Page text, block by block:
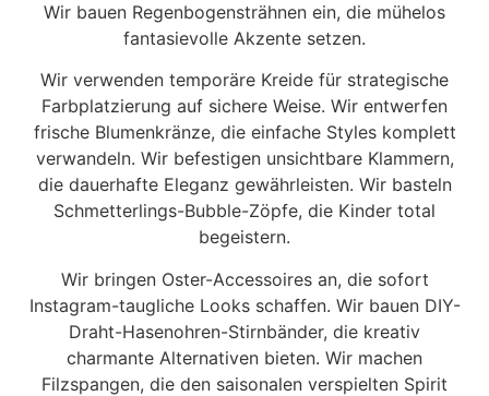
Wir bauen Regenbogensträhnen ein, die mühelos
fantasievolle Akzente setzen.
Wir verwenden temporäre Kreide für strategische
Farbplatzierung auf sichere Weise. Wir entwerfen
frische Blumenkränze, die einfache Styles komplett
verwandeln. Wir befestigen unsichtbare Klammern,
die dauerhafte Eleganz gewährleisten. Wir basteln
Schmetterlings-Bubble-Zöpfe, die Kinder total
begeistern.
Wir bringen Oster-Accessoires an, die sofort
Instagram-taugliche Looks schaffen. Wir bauen DIY-
Draht-Hasenohren-Stirnbänder, die kreativ
charmante Alternativen bieten. Wir machen
Filzspangen, die den saisonalen verspielten Spirit